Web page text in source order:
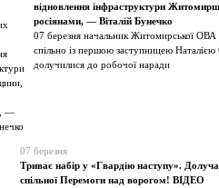
відновлення інфраструктури
росіянами, — Віталій Бунечко
07 березня начальник Житомирської ОВА
спільно із першою заступницею Наталією
долучилися до робочої наради
07 березня
Триває набір у «Гвардію наступу».
спільної Перемоги над ворогом! ВІДЕО